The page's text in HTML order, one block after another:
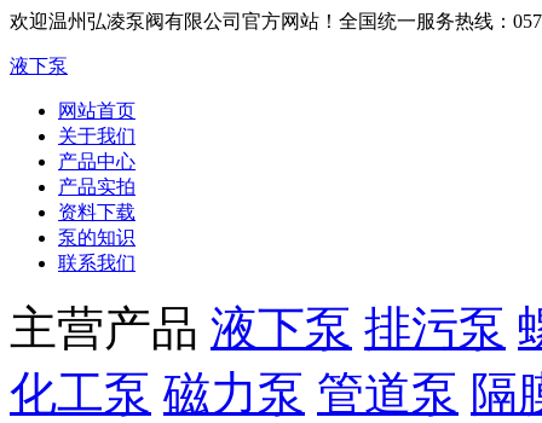
欢迎温州弘凌泵阀有限公司官方网站！ 全国统一服务热线：
液下泵
网站首页
关于我们
产品中心
产品实拍
资料下载
泵的知识
联系我们
主营产品 液下泵 排污泵
化工泵 磁力泵 管道泵 隔